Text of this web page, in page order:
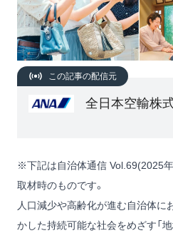
この記事の配信元
全日本空輸株
※下記は自治体通信 Vol.69(2025
取材時のものです。
人口減少や高齢化が進む自治体に
かした持続可能な社会をめざす「